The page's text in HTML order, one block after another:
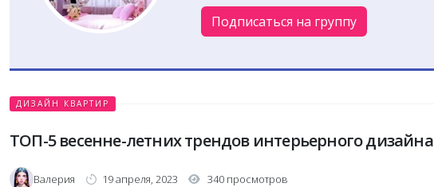
Подписаться на группу
ДИЗАЙН КВАРТИР
ТОП-5 весенне-летних трендов интерьерного дизайна
Валерия 19 апреля, 2023 340 просмотров